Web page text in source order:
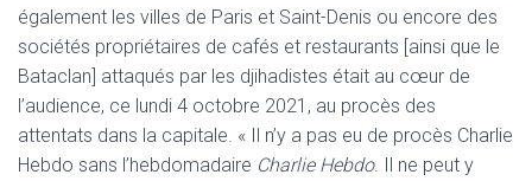
également les villes de Paris et Saint-Denis ou encore des
sociétés propriétaires de cafés et restaurants [ainsi que le
Bataclan] attaqués par les djihadistes était au cœur de
l’audience, ce lundi 4 octobre 2021, au procès des
attentats dans la capitale. « Il n’y a pas eu de procès Charlie
Hebdo sans l’hebdomadaire Charlie Hebdo. Il ne peut y